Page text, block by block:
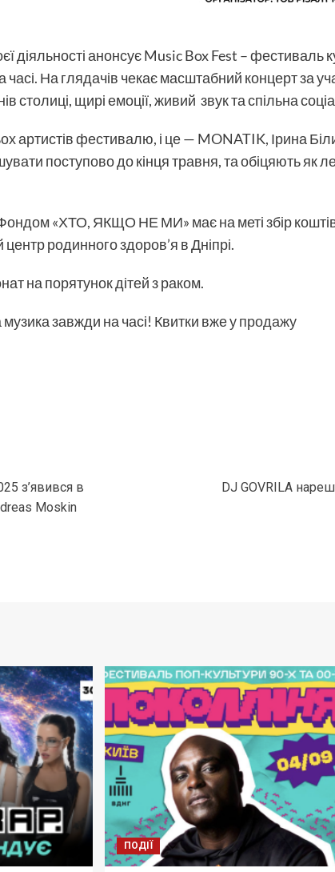
діяльності анонсує Music Box Fest – фестиваль
На глядачів чекає масштабний концерт за
столиці, щирі емоції, живий звук та спільна
артистів фестивалю, і це — MONATIK, Ірина
поступово до кінця травня, та обіцяють як
«ХТО, ЯКЩО НЕ МИ» має на меті збір
родинного здоров’я в Дніпрі.
на порятунок дітей з раком.
музика завжди на часі! Квитки вжеу продажу
з’явився в
Moskin
DJ GOVRILA
ПОДІЇ